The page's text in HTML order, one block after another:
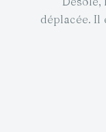
déplacée. Il